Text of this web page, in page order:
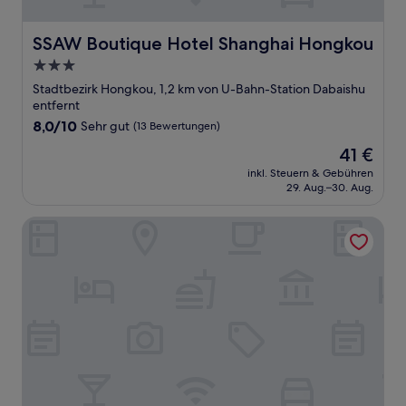
SSAW Boutique Hotel Shanghai Hongkou
SSAW Boutique Hotel Shanghai Hongkou
3.0-
Sterne-
Unterkunft
Stadtbezirk Hongkou, 1,2 km von U-Bahn-Station Dabaishu
entfernt
8.0
Bewertungen)
8,0/10 Sehr gut (13 Bewertungen)
Der
Preis
beträgt
41 €
inkl. Steuern & Gebühren
29. Aug.–30. Aug.